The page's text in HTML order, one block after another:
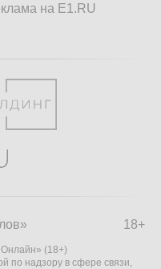
на E1.RU
18+
(18+)
по надзору в сфере связи,